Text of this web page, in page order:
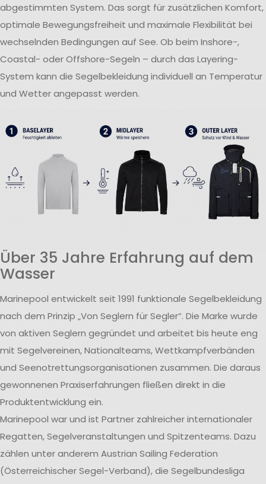
abgestimmten System. Das sorgt für zusätzlichen Komfort,
optimale Bewegungsfreiheit und maximale Flexibilität bei
wechselnden Bedingungen auf See. Ob beim Inshore-,
Coastal- oder Offshore-Segeln – durch das Layering-
System kann die Segelbekleidung individuell an Temperatur
und Wetter angepasst werden.
Über 35 Jahre Erfahrung auf dem
Wasser
Marinepool entwickelt seit 1991 funktionale Segelbekleidung
nach dem Prinzip „Von Seglern für Segler“. Die Marke wurde
von aktiven Seglern gegründet und arbeitet bis heute eng
mit Segelvereinen, Nationalteams, Wettkampfverbänden
und Seenotrettungsorganisationen zusammen. Die daraus
gewonnenen Praxiserfahrungen fließen direkt in die
Produktentwicklung ein.
Marinepool war und ist Partner zahlreicher internationaler
Regatten, Segelveranstaltungen und Spitzenteams. Dazu
zählen unter anderem Austrian Sailing Federation
(Österreichischer Segel-Verband), die Segelbundesliga